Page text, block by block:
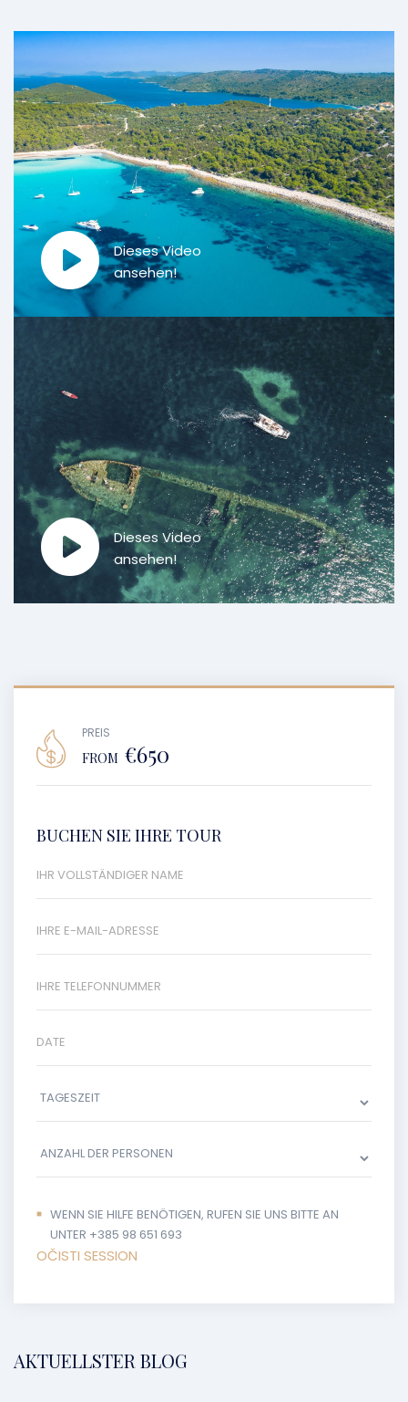
Dieses Video
ansehen!
Dieses Video
ansehen!
PREIS
FROM €650
BUCHEN SIE IHRE TOUR
WENN SIE HILFE BENÖTIGEN, RUFEN SIE UNS BITTE AN
UNTER +385 98 651 693
OČISTI SESSION
AKTUELLSTER BLOG